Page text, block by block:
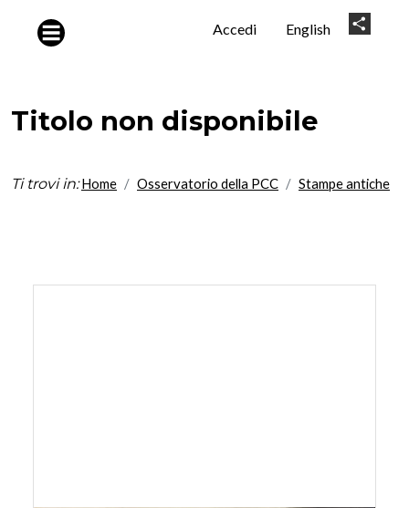
User
Accedi English
Titolo non disponibile
Ti trovi in: Home Osservatorio della PCC Stampe antiche